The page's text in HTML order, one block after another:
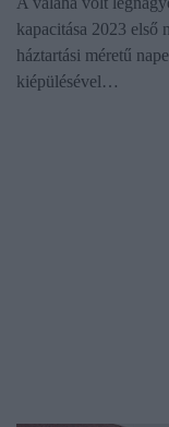
kapacitása 2023 első
háztartási méretű
kiépülésével…